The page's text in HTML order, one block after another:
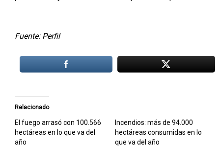
Fuente: Perfil
Relacionado
El fuego arrasó con 100.566
hectáreas en lo que va del
año
Incendios: más de 94.000
hectáreas consumidas en lo
que va del año